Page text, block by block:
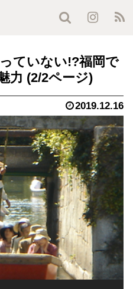
ていない!?福岡で
力 (2/2ページ)
2019.12.16